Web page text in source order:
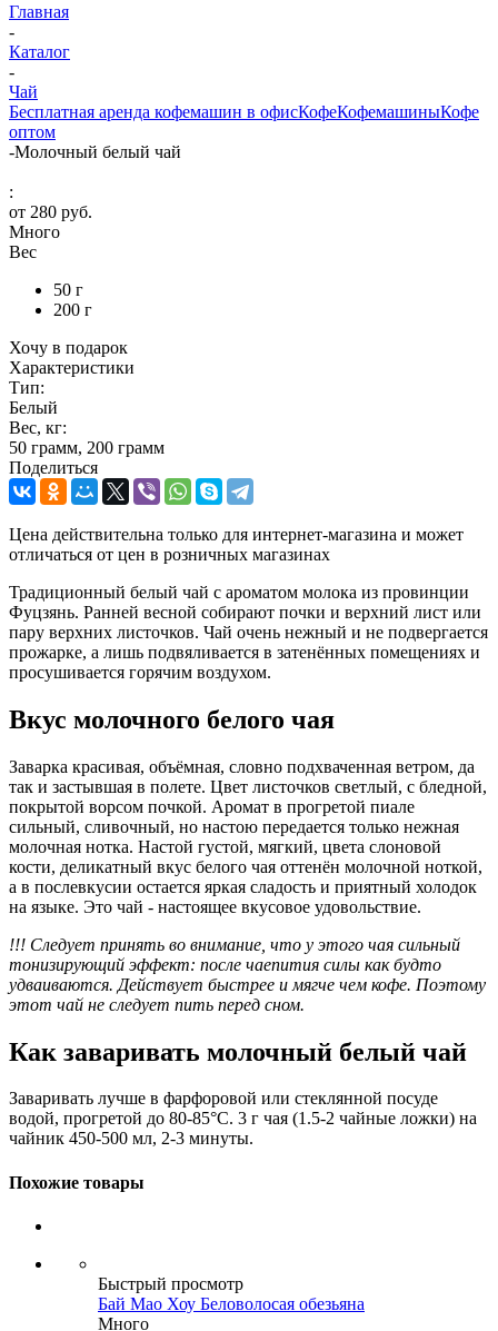
Главная
-
Каталог
-
Чай
Бесплатная аренда кофемашин в офисКофеКофемашиныКофе
оптом
-Молочный белый чай
:
от 280 руб.
Много
Вес
50 г
200 г
Хочу в подарок
Характеристики
Тип:
Белый
Вес, кг:
50 грамм, 200 грамм
Поделиться
Цена действительна только для интернет-магазина и может
отличаться от цен в розничных магазинах
Традиционный белый чай с ароматом молока из провинции
Фуцзянь. Ранней весной собирают почки и верхний лист или
пару верхних листочков. Чай очень нежный и не подвергается
прожарке, а лишь подвяливается в затенённых помещениях и
просушивается горячим воздухом.
Вкус молочного белого чая
Заварка красивая, объёмная, словно подхваченная ветром, да
так и застывшая в полете. Цвет листочков светлый, с бледной,
покрытой ворсом почкой. Аромат в прогретой пиале
сильный, сливочный, но настою передается только нежная
молочная нотка. Настой густой, мягкий, цвета слоновой
кости, деликатный вкус белого чая оттенён молочной ноткой,
а в послевкусии остается яркая сладость и приятный холодок
на языке. Это чай - настоящее вкусовое удовольствие.
!!! Cледует принять во внимание, что у этого чая сильный
тонизирующий эффект: после чаепития силы как будто
удваиваются. Действует быстрее и мягче чем кофе. Поэтому
этот чай не следует пить перед сном.
Как заваривать молочный белый чай
Заваривать лучше в фарфоровой или стеклянной посуде
водой, прогретой до 80-85°С. 3 г чая (1.5-2 чайные ложки) на
чайник 450-500 мл, 2-3 минуты.
Похожие товары
Быстрый просмотр
Бай Мао Хоу Беловолосая обезьяна
Много